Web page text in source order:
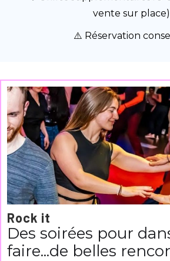
vente sur place)
⚠️ Réservation
Rock it
Des soirées pour
faire...de belles